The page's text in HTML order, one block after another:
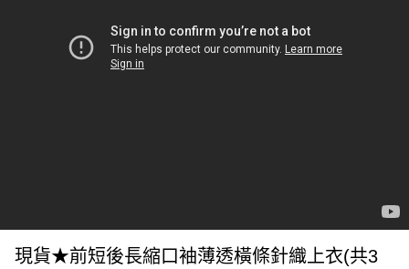
現貨★前短後長縮口袖薄透橫條針織上衣(共3